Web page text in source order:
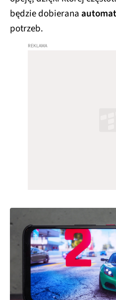
będzie dobierana
potrzeb.